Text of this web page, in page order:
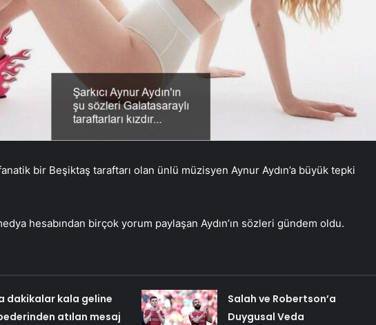
bir Beşiktaş taraftarı olan ünlü müzisyen Aynur Aydın’a büyük tepki
hesabından birçok yorum paylaşan Aydın’ın sözleri gündem oldu.
dakikalar kala geline
atılan mesaj
Salah ve Robertson’a
Duygusal Veda